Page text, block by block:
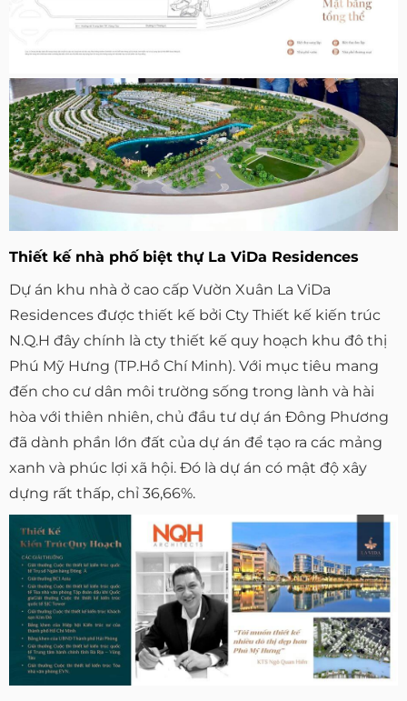
Thiết kế nhà phố biệt thự La ViDa Residences
Dự án khu nhà ở cao cấp Vườn Xuân La ViDa
Residences được thiết kế bởi Cty Thiết kế kiến trúc
N.Q.H đây chính là cty thiết kế quy hoạch khu đô thị
Phú Mỹ Hưng (TP.Hồ Chí Minh). Với mục tiêu mang
đến cho cư dân môi trường sống trong lành và hài
hòa với thiên nhiên, chủ đầu tư dự án Đông Phương
đã dành phần lớn đất của dự án để tạo ra các mảng
xanh và phúc lợi xã hội. Đó là dự án có mật độ xây
dựng rất thấp, chỉ 36,66%.